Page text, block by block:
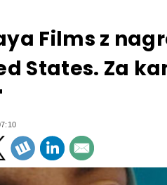
Films z
States. Za